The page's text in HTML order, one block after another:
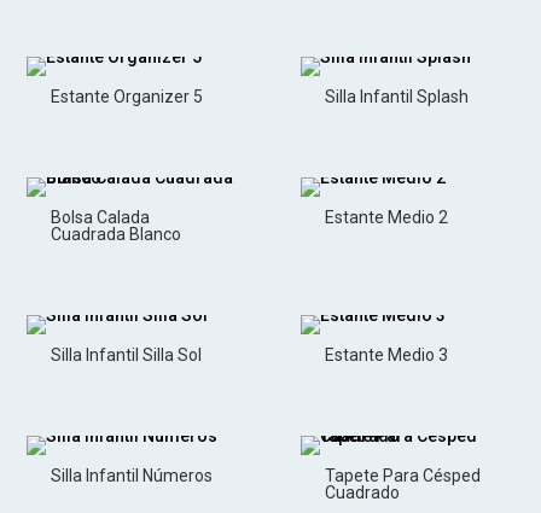
Estante Organizer 5 Silla Infantil Splash
Bolsa Calada
Cuadrada Blanco
Estante Medio 2
Silla Infantil Silla Sol Estante Medio 3
Silla Infantil Números
Tapete Para Césped
Cuadrado